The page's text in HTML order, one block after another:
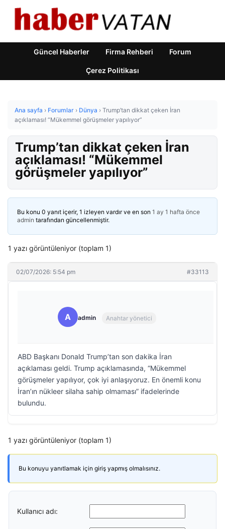
Güncel Haberler Firma Rehberi Forum
Çerez Politikası
Ana sayfa › Forumlar › Dünya › Trump’tan dikkat çeken İran
açıklaması! “Mükemmel görüşmeler yapılıyor”
Trump’tan dikkat çeken İran
açıklaması! “Mükemmel
görüşmeler yapılıyor”
Bu konu 0 yanıt içerir, 1 izleyen vardır ve en son 1 ay 1 hafta önce
admin tarafından güncellenmiştir.
1 yazı görüntüleniyor (toplam 1)
02/07/2026: 5:54 pm #33113
A admin Anahtar yönetici
ABD Başkanı Donald Trump’tan son dakika İran
açıklaması geldi. Trump açıklamasında, “Mükemmel
görüşmeler yapılıyor, çok iyi anlaşıyoruz. En önemli konu
İran’ın nükleer silaha sahip olmaması” ifadelerinde
bulundu.
1 yazı görüntüleniyor (toplam 1)
Bu konuyu yanıtlamak için giriş yapmış olmalısınız.
Kullanıcı adı: